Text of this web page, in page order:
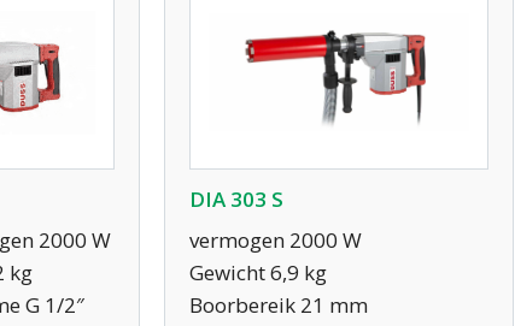
2000 W
kg
G 1/2″
DIA 303 S
vermogen 2000 W
Gewicht 6,9 kg
Boorbereik 21 mm